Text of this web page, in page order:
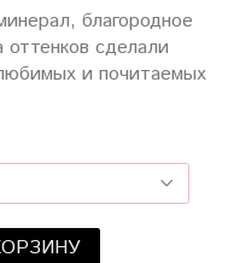
благородное
сделали
и почитаемых